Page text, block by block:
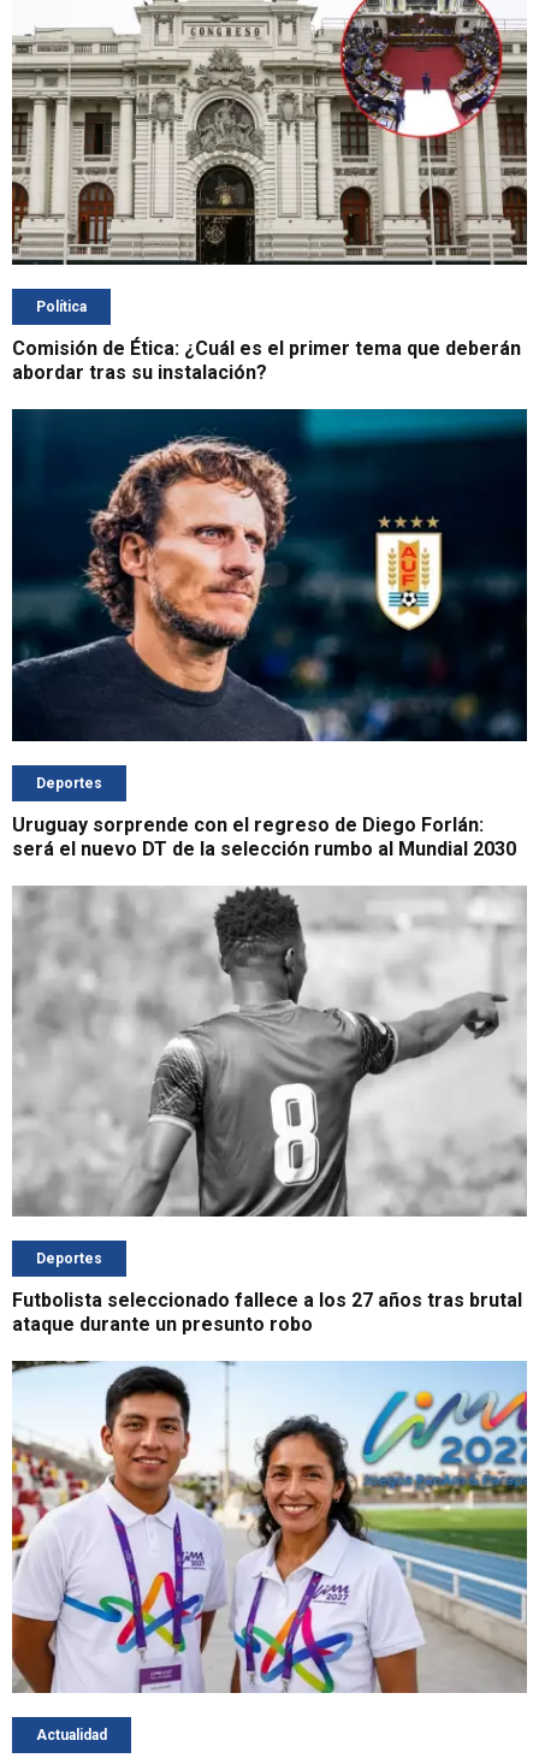
Política
Comisión de Ética: ¿Cuál es el primer tema que deberán
abordar tras su instalación?
Deportes
Uruguay sorprende con el regreso de Diego Forlán:
será el nuevo DT de la selección rumbo al Mundial 2030
Deportes
Futbolista seleccionado fallece a los 27 años tras brutal
ataque durante un presunto robo
Actualidad